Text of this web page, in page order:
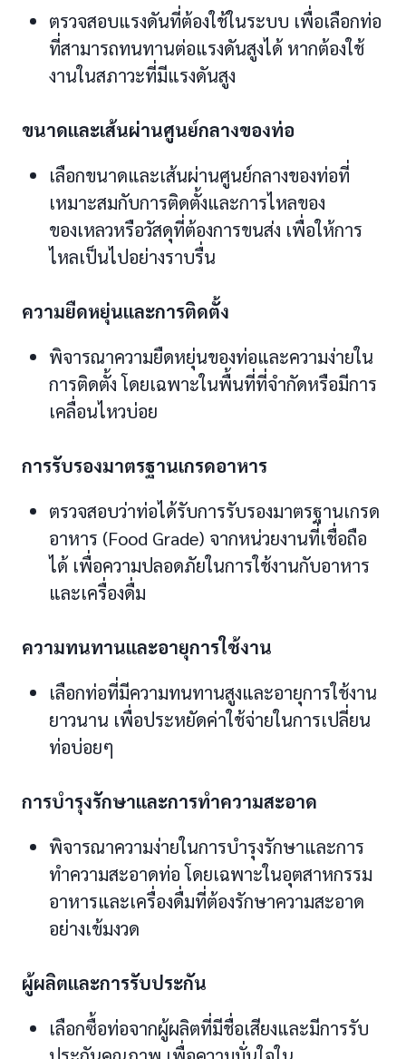
ตรวจสอบแรงดันที่ต้องใช้ในระบบ เพื่อเลือกท่อ
ที่สามารถทนทานต่อแรงดันสูงได้ หากต้องใช้
งานในสภาวะที่มีแรงดันสูง
ขนาดและเส้นผ่านศูนย์กลางของท่อ
เลือกขนาดและเส้นผ่านศูนย์กลางของท่อที่
เหมาะสมกับการติดตั้งและการไหลของ
ของเหลวหรือวัสดุที่ต้องการขนส่ง เพื่อให้การ
ไหลเป็นไปอย่างราบรื่น
ความยืดหยุ่นและการติดตั้ง
พิจารณาความยืดหยุ่นของท่อและความง่ายใน
การติดตั้ง โดยเฉพาะในพื้นที่ที่จำกัดหรือมีการ
เคลื่อนไหวบ่อย
การรับรองมาตรฐานเกรดอาหาร
ตรวจสอบว่าท่อได้รับการรับรองมาตรฐานเกรด
อาหาร (Food Grade) จากหน่วยงานที่เชื่อถือ
ได้ เพื่อความปลอดภัยในการใช้งานกับอาหาร
และเครื่องดื่ม
ความทนทานและอายุการใช้งาน
เลือกท่อที่มีความทนทานสูงและอายุการใช้งาน
ยาวนาน เพื่อประหยัดค่าใช้จ่ายในการเปลี่ยน
ท่อบ่อยๆ
การบำรุงรักษาและการทำความสะอาด
พิจารณาความง่ายในการบำรุงรักษาและการ
ทำความสะอาดท่อ โดยเฉพาะในอุตสาหกรรม
อาหารและเครื่องดื่มที่ต้องรักษาความสะอาด
อย่างเข้มงวด
ผู้ผลิตและการรับประกัน
เลือกซื้อท่อจากผู้ผลิตที่มีชื่อเสียงและมีการรับ